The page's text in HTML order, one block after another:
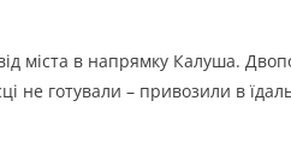
міста в напрямку Калуша.
не готували – привозили в